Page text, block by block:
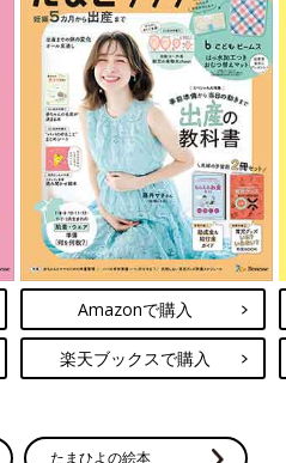
Amazonで購入
楽天ブックスで購入
たまひよの絵本